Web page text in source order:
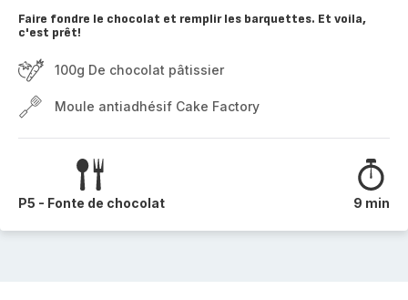
Faire fondre le chocolat et remplir les barquettes. Et voila,
c'est prêt!
100g De chocolat pâtissier
Moule antiadhésif Cake Factory
P5 - Fonte de chocolat 9 min